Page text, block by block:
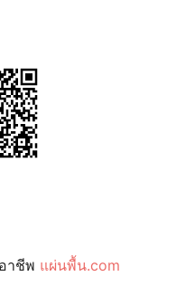
าชีพ แผ่นพื้น.com